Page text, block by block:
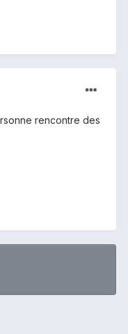
rencontre des